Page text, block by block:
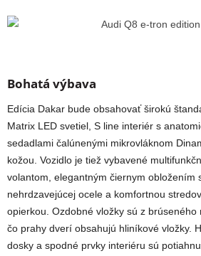
Bohatá výbava
Edícia Dakar bude obsahovať širokú
Matrix LED svetiel, S line interiér s
sedadlami čalúnenými mikrovláknom
kožou. Vozidlo je tiež vybavené
volantom, elegantným čiernym obložením
nehrdzavejúcej ocele a komfortnou
opierkou. Ozdobné vložky sú z
čo prahy dverí obsahujú hliníkové vložky.
dosky a spodné prvky interiéru sú